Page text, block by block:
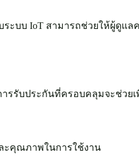
บบ IoT สามารถช่วยให้ผู้ดูแล
ารรับประกันที่ครอบคลุมจะช่วย
ะคุณภาพในการใช้งาน